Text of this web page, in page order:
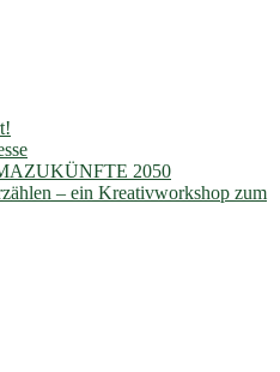
2050
– ein Kreativworkshop zum